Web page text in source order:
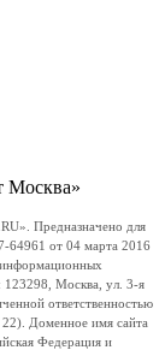
Москва»
Предназначено для
64961 от 04 марта 2016
123298, Москва, ул. 3-я
ответственностью
Доменное имя сайта
Федерация и